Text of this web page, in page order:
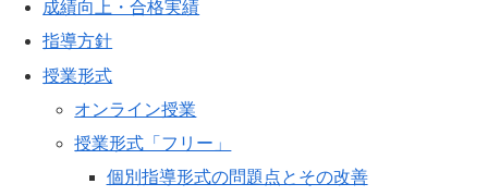
成績向上・合格実績
指導方針
授業形式
オンライン授業
授業形式「フリー」
個別指導形式の問題点とその改善